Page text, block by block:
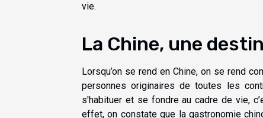
vie.
La Chine, une
Lorsqu’on se rend en Chine, on se rend
personnes originaires de toutes les
s'habituer et se fondre au cadre de vie,
effet, on constate que la gastronomie